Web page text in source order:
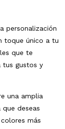
personalización
toque único a tu
que te
tus gustos y
una amplia
deseas
más